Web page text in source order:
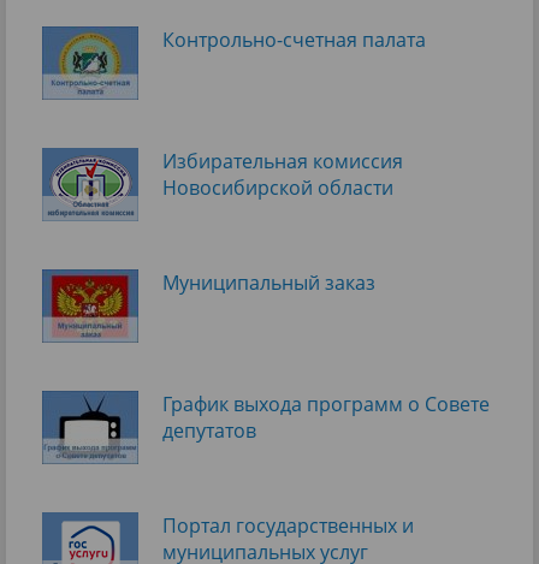
Контрольно-счетная палата
Избирательная комиссия
Новосибирской области
Муниципальный заказ
График выхода программ о Cовете
депутатов
Портал государственных и
муниципальных услуг